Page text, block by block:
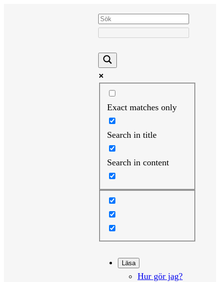
Exact matches only
Search in title
Search in content
Läsa
Hur gör jag?